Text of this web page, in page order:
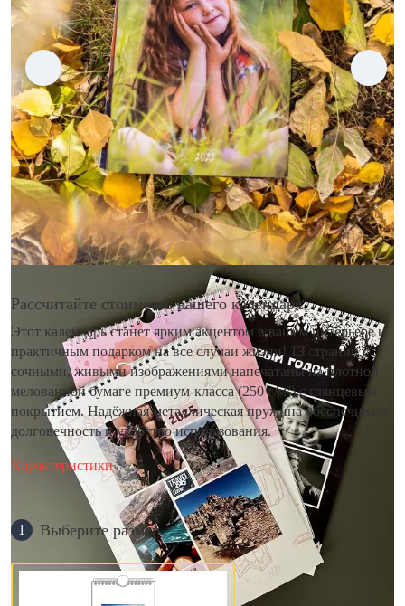
Рассчитайте стоимость вашего календаря
Этот календарь станет ярким акцентом в вашем интерьере и
практичным подарком на все случаи жизни! 13 страниц с
сочными, живыми изображениями напечатаны на плотной
мелованной бумаге премиум-класса (250 г/м²) с глянцевым
покрытием. Надёжная металлическая пружина обеспечивает
долговечность и удобство использования.
Характеристики
1 Выберите размер